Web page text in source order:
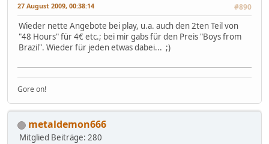
27 August 2009, 00:38:14 #890
Wieder nette Angebote bei play, u.a. auch den 2ten Teil von
"48 Hours" für 4€ etc.; bei mir gabs für den Preis "Boys from
Brazil". Wieder für jeden etwas dabei... ;)
Gore on!
metaldemon666
Mitglied Beiträge: 280